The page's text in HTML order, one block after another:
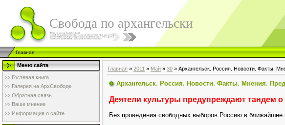
Свобода по архангельски
Главная
Меню сайта
Гостевая книга
Галерея на АрхСвободе
Обратная связь
Ваше мнение
Информация о сайте
Главная » 2011 » Май » 30 » Архангельск. Россия. Новости. Факты.
Архангельск. Россия. Новости. Факты. Мнения.
Деятели культуры предупреждают тандем
Без проведения свободных выборов Россию в ближайшее